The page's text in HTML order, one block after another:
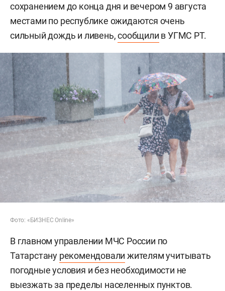
сохранением до конца дня и вечером 9 августа
местами по республике ожидаются очень
сильный дождь и ливень,сообщили в УГМС РТ.
Фото: «БИЗНЕС Online»
В главном управлении МЧС России по
Татарстану рекомендовали жителям учитывать
погодные условия и без необходимости не
выезжать за пределы населенных пунктов.